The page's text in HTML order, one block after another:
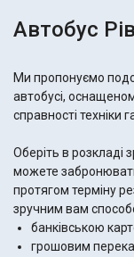
Автобус
Ми пропонуємо
автобусі,
справності техніки
Оберіть в розкладі
можете
протягом терміну
зручним вам
банківською
грошовим